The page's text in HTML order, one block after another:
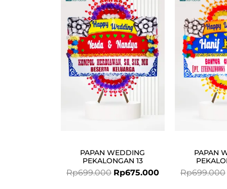
PAPAN WEDDING
PEKALONGAN 13
Rp699.000
price
was:
Rp699.000.
Rp675.000
Rp675.000.
PAPAN
Rp699.000